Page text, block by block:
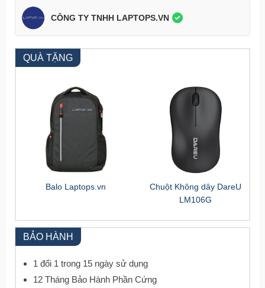
CÔNG TY TNHH LAPTOPS.VN
QUÀ TẶNG
Balo Laptops.vn
Chuột Không dây DareU
LM106G
BẢO HÀNH
1 đổi 1 trong 15 ngày sử dụng
12 Tháng Bảo Hành Phần Cứng